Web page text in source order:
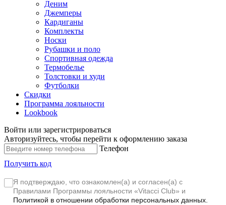
Деним
Джемперы
Кардиганы
Комплекты
Носки
Рубашки и поло
Спортивная одежда
Термобелье
Толстовки и худи
Футболки
Скидки
Программа лояльности
Lookbook
Войти или зарегистрироваться
Авторизуйтесь, чтобы перейти к оформлению заказа
Телефон
Получить код
Я подтверждаю, что ознакомлен(а) и согласен(а) с
Правилами Программы лояльности «Vitacci Club» и
Политикой в отношении обработки персональных данных.